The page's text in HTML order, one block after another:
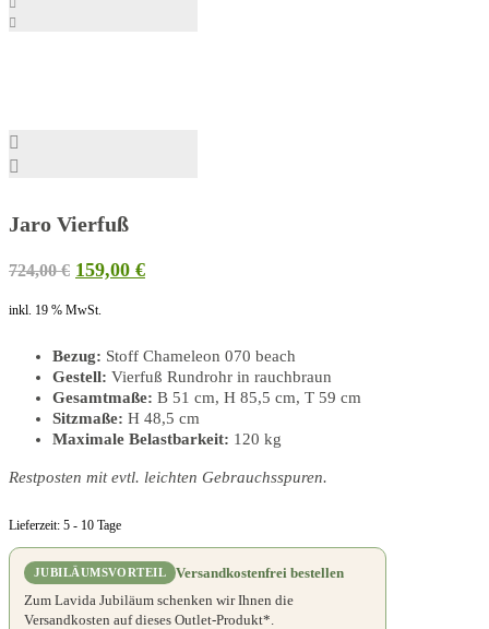
Jaro Vierfuß
724,00€ Ursprünglicher
war:
159,00 €Aktueller
inkl. 19 % MwSt.
Bezug: Stoff Chameleon 070 beach
Gestell: Vierfuß Rundrohr in rauchbraun
Gesamtmaße: B 51 cm, H 85,5 cm, T 59 cm
Sitzmaße: H 48,5 cm
Maximale Belastbarkeit: 120 kg
Restposten mit evtl. leichten Gebrauchsspuren.
Lieferzeit: 5 - 10 Tage
JUBILÄUMSVORTEIL
Versandkostenfrei bestellen
Zum Lavida Jubiläum schenken wir Ihnen die
Versandkosten auf dieses Outlet-Produkt*.